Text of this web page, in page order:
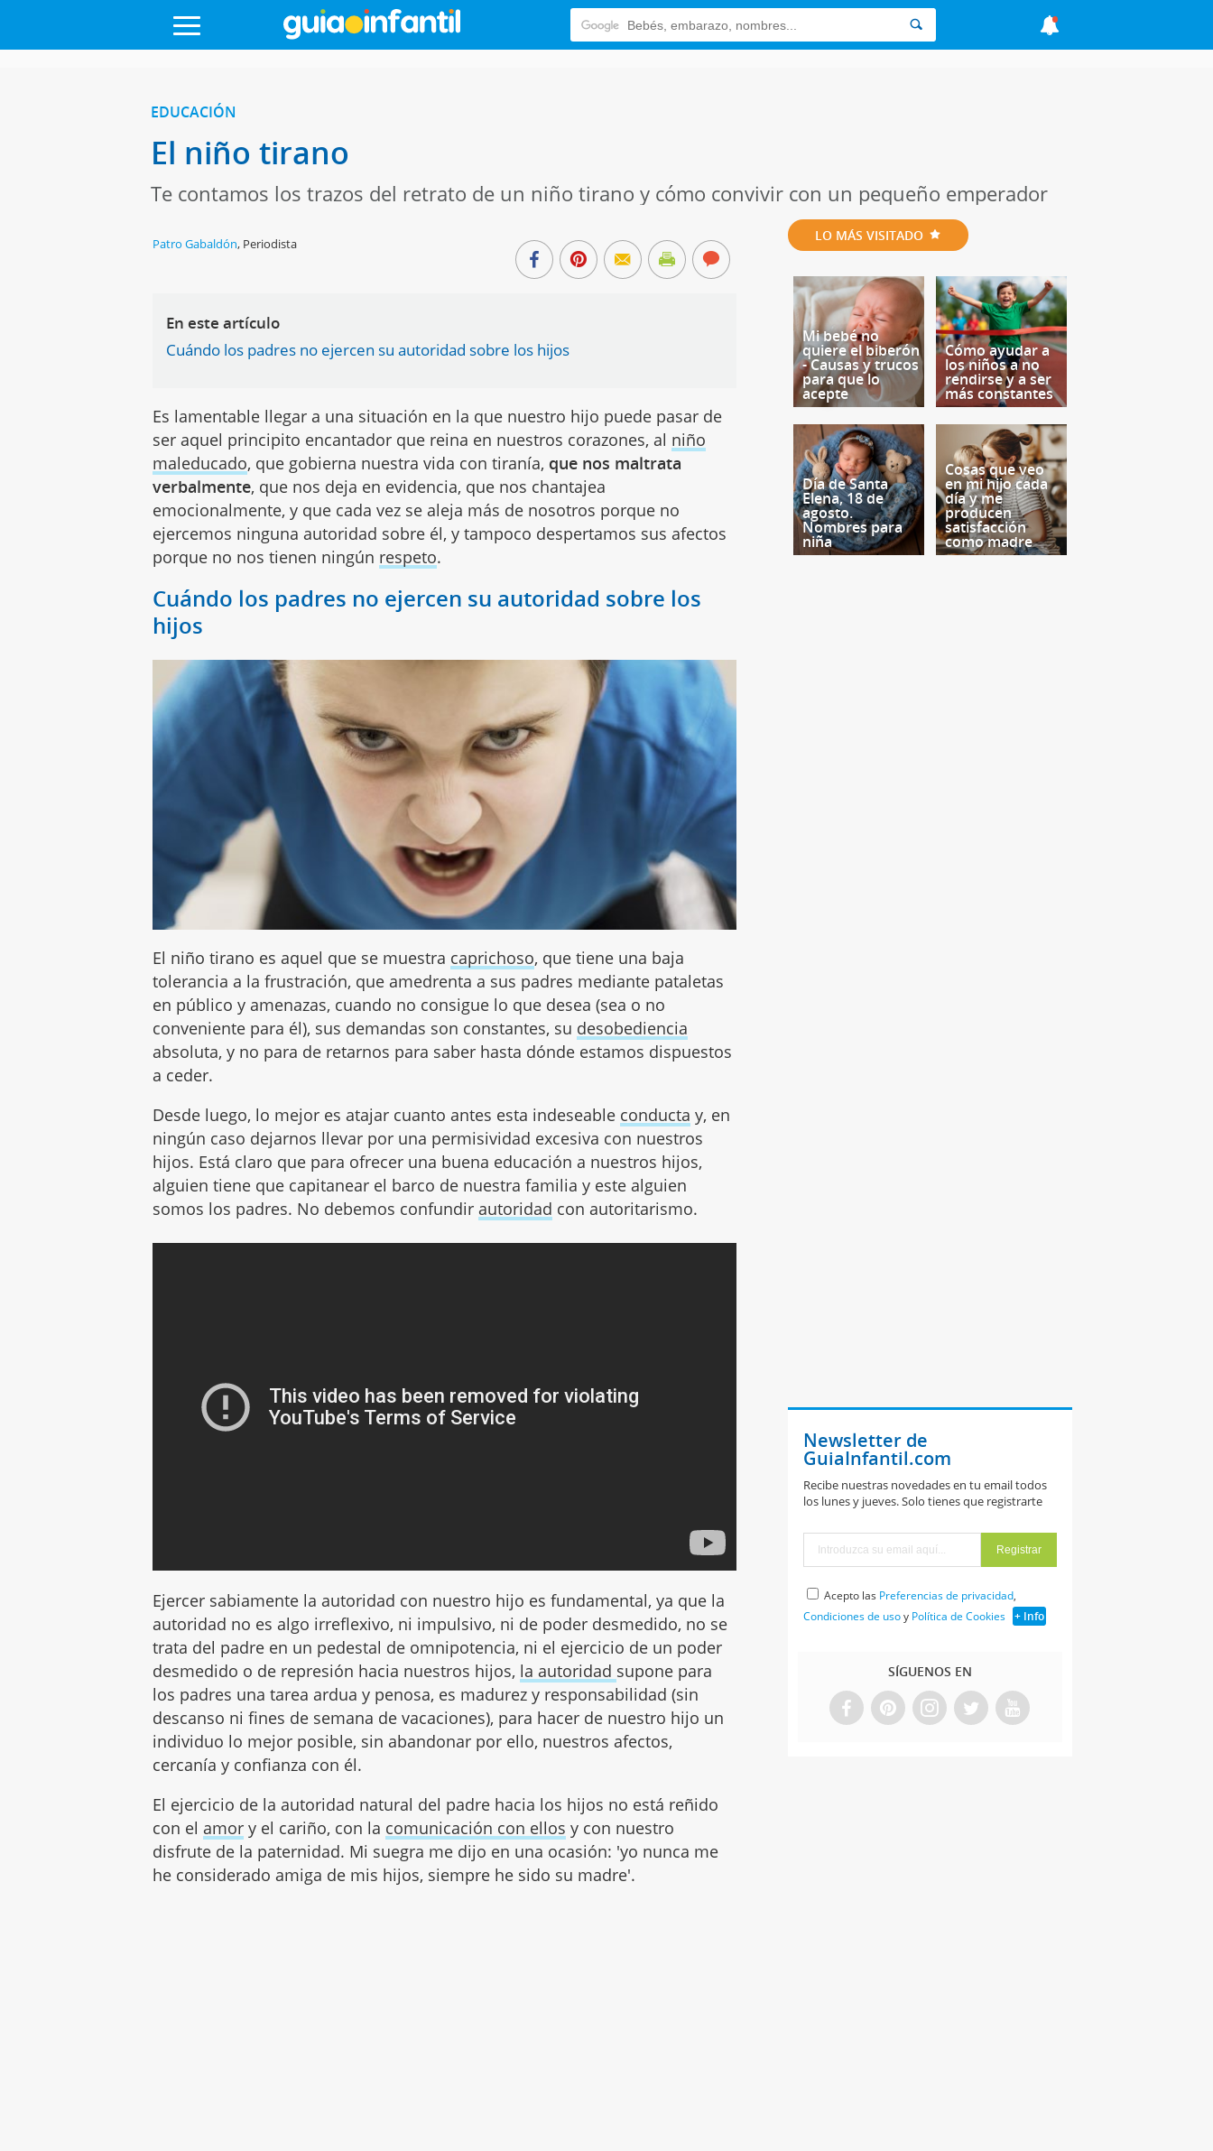
EDUCACIÓN
El niño tirano
Te contamos los trazos del retrato de un niño tirano y cómo convivir con un pequeño emperador
Patro Gabaldón, Periodista
En este artículo
Cuándo los padres no ejercen su autoridad sobre los hijos
Es lamentable llegar a una situación en la que nuestro hijo puede pasar de
ser aquel principito encantador que reina en nuestros corazones, al niño
maleducado, que gobierna nuestra vida con tiranía, que nos maltrata
verbalmente, que nos deja en evidencia, que nos chantajea
emocionalmente, y que cada vez se aleja más de nosotros porque no
ejercemos ninguna autoridad sobre él, y tampoco despertamos sus afectos
porque no nos tienen ningún respeto.
Cuándo los padres no ejercen su autoridad sobre los
hijos
El niño tirano es aquel que se muestra caprichoso, que tiene una baja
tolerancia a la frustración, que amedrenta a sus padres mediante pataletas
en público y amenazas, cuando no consigue lo que desea (sea o no
conveniente para él), sus demandas son constantes, su desobediencia
absoluta, y no para de retarnos para saber hasta dónde estamos dispuestos
a ceder.
Desde luego, lo mejor es atajar cuanto antes esta indeseable conducta y, en
ningún caso dejarnos llevar por una permisividad excesiva con nuestros
hijos. Está claro que para ofrecer una buena educación a nuestros hijos,
alguien tiene que capitanear el barco de nuestra familia y este alguien
somos los padres. No debemos confundir autoridad con autoritarismo.
Ejercer sabiamente la autoridad con nuestro hijo es fundamental, ya que la
autoridad no es algo irreflexivo, ni impulsivo, ni de poder desmedido, no se
trata del padre en un pedestal de omnipotencia, ni el ejercicio de un poder
desmedido o de represión hacia nuestros hijos, la autoridad supone para
los padres una tarea ardua y penosa, es madurez y responsabilidad (sin
descanso ni fines de semana de vacaciones), para hacer de nuestro hijo un
individuo lo mejor posible, sin abandonar por ello, nuestros afectos,
cercanía y confianza con él.
El ejercicio de la autoridad natural del padre hacia los hijos no está reñido
con el amor y el cariño, con la comunicación con ellos y con nuestro
disfrute de la paternidad. Mi suegra me dijo en una ocasión: 'yo nunca me
he considerado amiga de mis hijos, siempre he sido su madre'.
LO MÁS VISITADO
Mi bebé no
quiere el biberón
- Causas y trucos
para que lo
acepte
Cómo ayudar a
los niños a no
rendirse y a ser
más constantes
Día de Santa
Elena, 18 de
agosto.
Nombres para
niña
Cosas que veo
en mi hijo cada
día y me
producen
satisfacción
como madre
Newsletter de
GuiaInfantil.com
Recibe nuestras novedades en tu email todos
los lunes y jueves. Solo tienes que registrarte
Acepto las Preferencias de privacidad,
Condiciones de usoy Política de Cookies + Info
SÍGUENOS EN